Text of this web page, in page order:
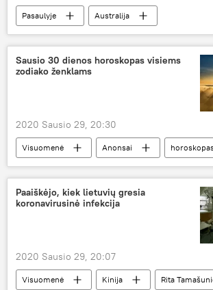
Pasaulyje Australija
Sausio 30 dienos horoskopas visiems
zodiako ženklams
2020 Sausio 29, 20:30
Visuomenė Anonsai
Paaiškėjo, kiek lietuvių gresia
koronavirusinė infekcija
2020 Sausio 29, 20:07
Visuomenė Kinija
Rita